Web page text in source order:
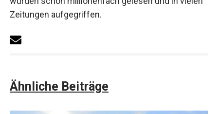
Zeitungen aufgegriffen.
Ähnliche Beiträge